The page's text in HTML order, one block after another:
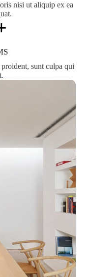
nisi ut aliquip ex ea
sunt culpa qui